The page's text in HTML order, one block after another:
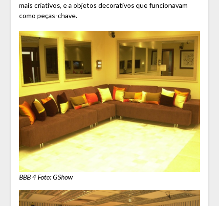
mais criativos, e a objetos decorativos que funcionavam
como peças-chave.
BBB 4 Foto: GShow